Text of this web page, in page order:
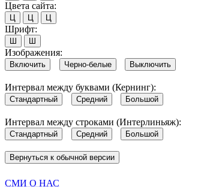
Цвета сайта:
Ц Ц Ц
Шрифт:
Ш Ш
Изображения:
Включить Черно-белые Выключить
Интервал между буквами (Кернинг):
Стандартный Средний Большой
Интервал между строками (Интерлиньяж):
Стандартный Средний Большой
Вернуться к обычной версии
СМИ О НАС